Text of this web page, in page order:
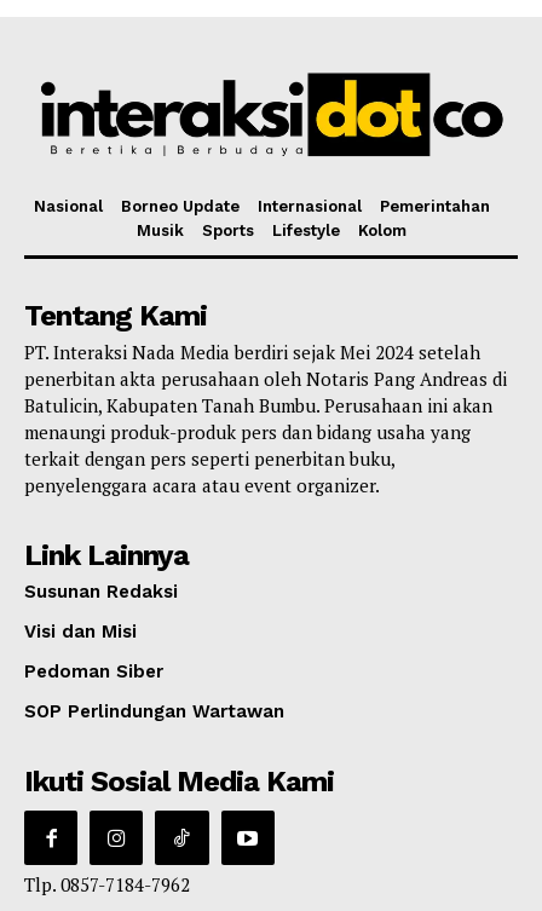
Nasional Borneo Update Internasional
Pemerintahan
Musik
Sports Lifestyle Kolom
Tentang Kami
PT. Interaksi Nada Media berdiri sejak Mei 2024 setelah
penerbitan akta perusahaan oleh Notaris Pang Andreas di
Batulicin, Kabupaten Tanah Bumbu. Perusahaan ini akan
menaungi produk-produk pers dan bidang usaha yang
terkait dengan pers seperti penerbitan buku,
penyelenggara acara atau event organizer.
Link Lainnya
Susunan Redaksi
Visi dan Misi
Pedoman Siber
SOP Perlindungan Wartawan
Ikuti Sosial Media Kami
Tlp. 0857-7184-7962